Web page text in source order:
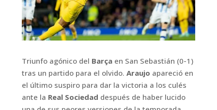
Triunfo agónico del Barça en San Sebastián (0-1)
tras un partido para el olvido. Araujo apareció en
el último suspiro para dar la victoria a los culés
ante la Real Sociedad después de haber lucido